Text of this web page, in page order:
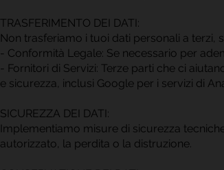
TRASFERIMENTO DEI DATI:
Non trasferiamo i tuoi dati personali a terzi,
- Conformità Legale: Se necessario per
- Fornitori di Servizi: Terze parti che ci
e sicurezza, inclusi Google per i servizi di
SICUREZZA DEI DATI:
Implementiamo misure di sicurezza
autorizzato, la perdita o la distruzione.